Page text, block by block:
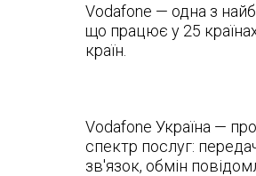
Vodafone — одна з
що працює у 25
країн.
Vodafone Україна —
спектр послуг:
зв'язок, обмін